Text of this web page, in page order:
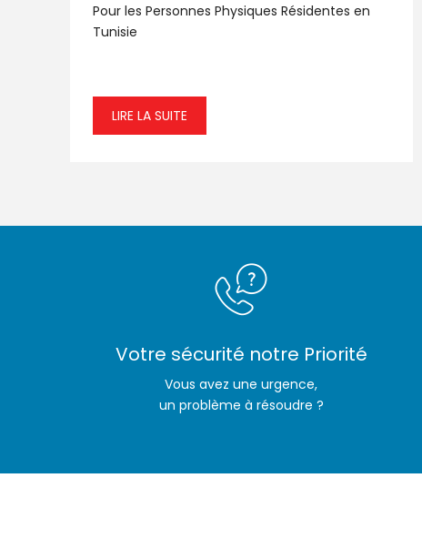
Pour les Personnes Physiques Résidentes en
Tunisie
LIRE LA SUITE
Votre sécurité notre Priorité
Vous avez une urgence,
un problème à résoudre ?